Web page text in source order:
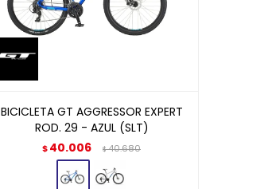
BICICLETA GT AGGRESSOR EXPERT
ROD. 29 - AZUL (SLT)
$40.006 $40.680